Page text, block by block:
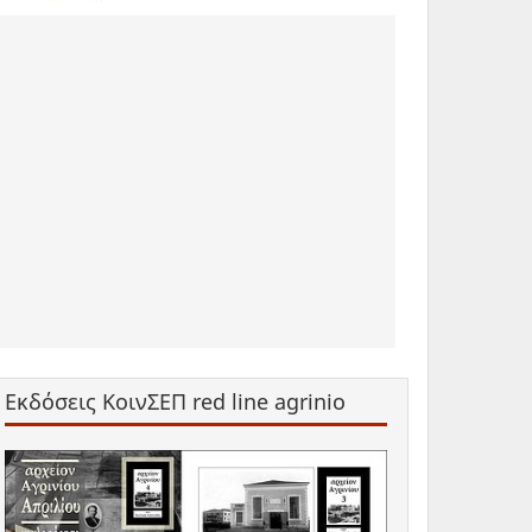
Εκδόσεις ΚοινΣΕΠ red line agrinio